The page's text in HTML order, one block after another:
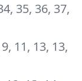
35, 36, 37,
11, 13, 13,